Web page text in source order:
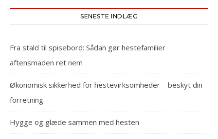
SENESTE INDLÆG
Fra stald til spisebord: Sådan gør hestefamilier
aftensmaden ret nem
Økonomisk sikkerhed for hestevirksomheder – beskyt din
forretning
Hygge og glæde sammen med hesten